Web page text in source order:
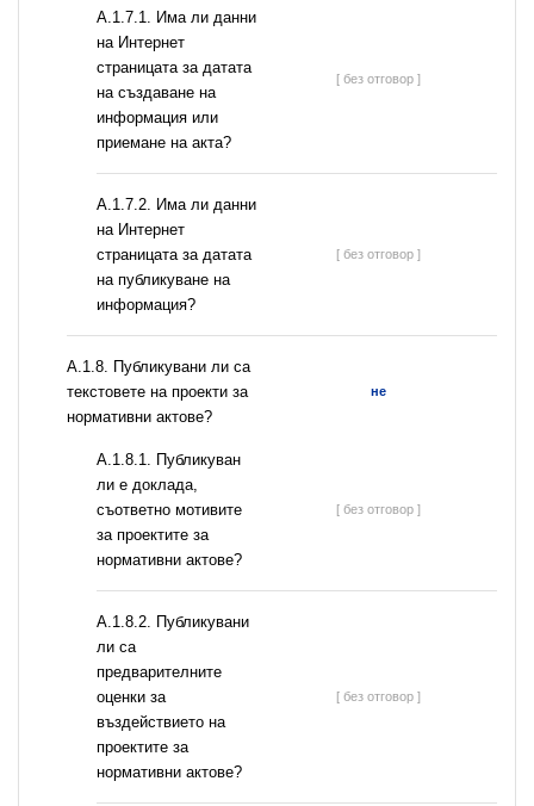
A.1.7.1. Има ли данни
на Интернет
страницата за датата
на създаване на
информация или
приемане на акта?
[ без отговор ]
A.1.7.2. Има ли данни
на Интернет
страницата за датата
на публикуване на
информация?
[ без отговор ]
А.1.8. Публикувани ли са
текстовете на проекти за
нормативни актове?
не
А.1.8.1. Публикуван
ли е доклада,
съответно мотивите
за проектите за
нормативни актове?
[ без отговор ]
А.1.8.2. Публикувани
ли са
предварителните
оценки за
въздействието на
проектите за
нормативни актове?
[ без отговор ]